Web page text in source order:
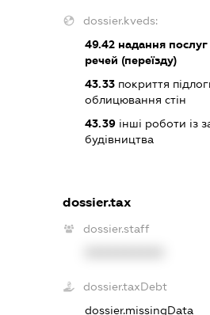
dossier.kveds:
49.42надання послуг
речей (переїзду)
43.33покриття
облицювання стін
43.39інші роботи із
будівництва
dossier.tax
dossier.staff
dossier.taxDebt
dossier.missingData